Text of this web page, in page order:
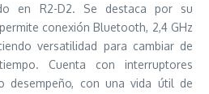
en R2-D2. Se destaca por su
conexión Bluetooth, 2,4 GHz
versatilidad para cambiar de
Cuenta con interruptores
desempeño, con una vida útil de